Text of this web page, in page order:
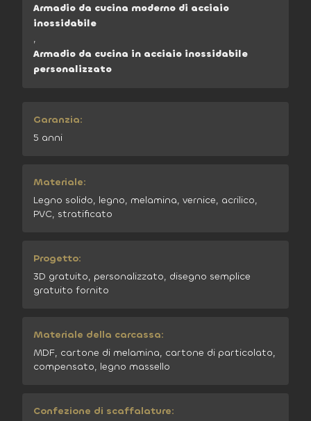
Armadio da cucina moderno di acciaio
inossidabile
,
Armadio da cucina in acciaio inossidabile
personalizzato
Garanzia:
5 anni
Materiale:
Legno solido, legno, melamina, vernice, acrilico,
PVC, stratificato
Progetto:
3D gratuito, personalizzato, disegno semplice
gratuito fornito
Materiale della carcassa:
MDF, cartone di melamina, cartone di particolato,
compensato, legno massello
Confezione di scaffalature: